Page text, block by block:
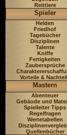
Reittiere
Spieler
Helden
Friedhof
Tagebücher
Disziplinen
Talente
Kniffe
Fertigkeiten
Zaubersprüche
Vorteile &
Mastern
Abenteuer
Gebäude und
Spielleiter Tipps
Regelfragen
Wertetabellen
Quellenbücher